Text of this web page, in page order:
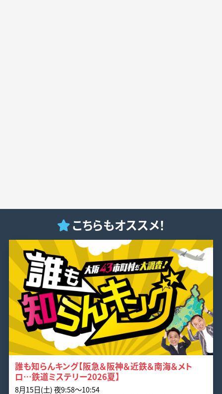
こちらもオススメ！
誰も知らんキング【阪急＆阪神＆近鉄＆南海＆メト
ロ…鉄道ミステリー2026夏】
8月15日(土) 夜9:58〜10:54